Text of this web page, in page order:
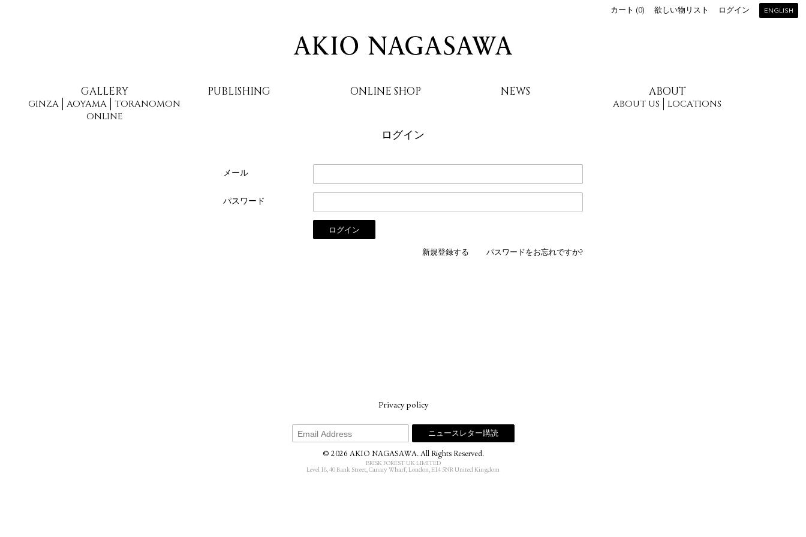
GALLERY
GINZA AOYAMA
TORANOMON
ONLINE
PUBLISHING ONLINE SHOP NEWS ABOUT
ABOUT US LOCATIONS
カート (0) 欲しい物リスト ログイン ENGLISH
ログイン
メール
パスワード
新規登録する パスワードをお忘れですか?
Privacy policy
© 2026 AKIO NAGASAWA. All Rights Reserved.
BRISK FOREST UK LIMITED
Level 18, 40 Bank Street, Canary Wharf, London, E14 5NR United Kingdom